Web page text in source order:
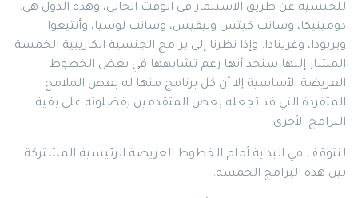
للجنسية عن طريق الاستثمار في الوقت الحالي، وهذه الدول هي:
دومينيكا، وسانت كيتس ونيفيس، وسانت لوسيا، وأنتيغوا
وبربودا، وغرينادا. وإذا نظرنا إلى برامج الجنسية الكاريبية الخمسة
المشار إليها سنجد أنها رغم تشابهها في بعض الخطوط
العريضة الأساسية إلا أن كل برنامج منها له بعض الملامح
المتفردة التي قد تجعله بعض المتقدمين يفضلونه على بقية
البرامج الأخرى.
لنتوقف في البداية أمام الخطوط العريضة الرئيسية المشتركة
بين هذه البرامج الخمسة: